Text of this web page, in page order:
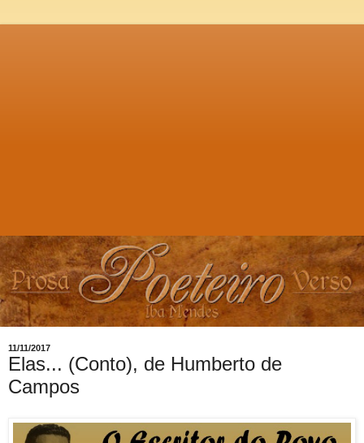
11/11/2017
Elas... (Conto), de Humberto de
Campos